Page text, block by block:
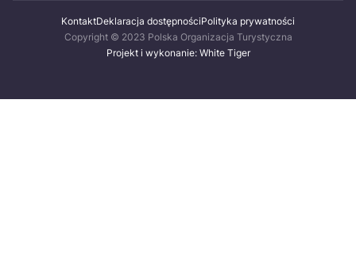
KontaktDeklaracja dostępnościPolityka prywatności
Copyright © 2023 Polska Organizacja Turystyczna
Projekt i wykonanie: White Tiger